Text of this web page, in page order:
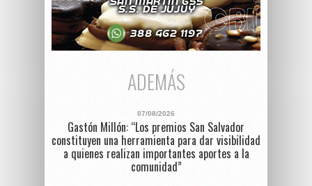
ADEMÁS
07/08/2026
Gastón Millón: “Los premios San Salvador
constituyen una herramienta para dar visibilidad
a quienes realizan importantes aportes a la
comunidad”